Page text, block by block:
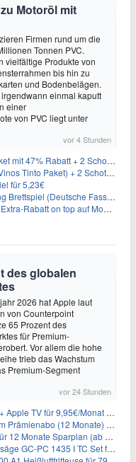
Motoröl mit
Firmen rund um die
Tonnen PVC.
vielfältige Produkte von
bis hin zu
und Bodenbelägen.
einmal kaputt
einer
von PVC liegt unter
vor 4 Stunden
+ 2 Schott Zwiesel Gläser GRATIS für 29,99€
2 Schott Zwiesel Gläser für 25,99€ inkl. Versand
für 5,23€
(Deutsche Fassung) für 9,84€
on top auf Mode- und Sport-Artikel
des globalen
2026 hat Apple laut
von Counterpoint
65 Prozent des
für Premium-
Vor allem die hohe
trieb das Wachstum
Premium-Segment
vor 24 Stunden
von WOW (Filme, Serien, Live-Sport) für 34,97€/Monat
(12 Monate) mit Prämien bis zu 225€
Sparplan (ab 100€/Monat)
PC 1435 I TC Set für 99,99€